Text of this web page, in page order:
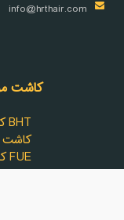
info@hrthair.com
کاشت
کاشت مو به روش BHT
کاشت
کاشت مو به روش جدید FUE